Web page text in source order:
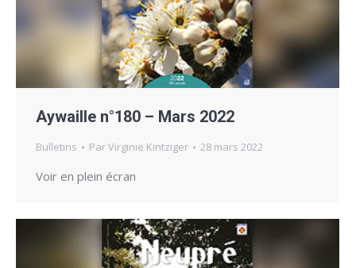
Aywaille n°180 – Mars 2022
Bulletins ParVirginie Kintziger 28 mars 2022
Voir en plein écran